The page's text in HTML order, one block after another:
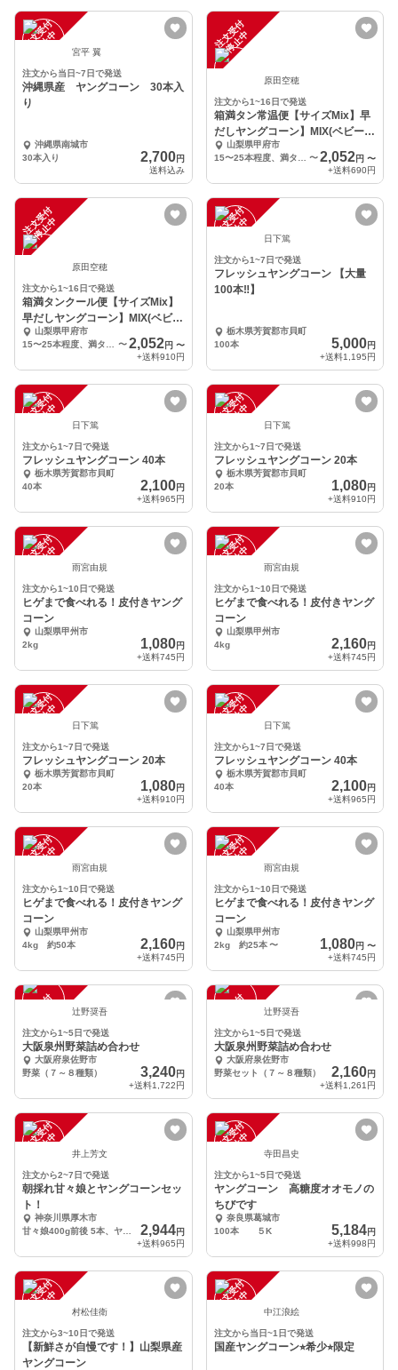
注
文
受
付
停
止
中 宮平 翼
注文から当日~7日で発送
沖縄県産 ヤングコーン 30本入
り
沖縄県南城市
30本入り
2,700円
送料込み
注
文
受
付
停
止
中
原田空穂
注文から1~16日で発送
箱満タン常温便【サイズMix】早
だしヤングコーン】MIX(ベビー＆
ミドルコーン)
山梨県甲府市
〜2,052円 〜
+送料690円
注
文
受
付
停
止
中
原田空穂
注文から1~16日で発送
箱満タンクール便【サイズMix】
早だしヤングコーン】MIX(ベビー
＆ミドルコーン
山梨県甲府市
〜 2,052円 〜
+送料910円
注
文
受
付
停
止
中 日下篤
注文から1~7日で発送
フレッシュヤングコーン 【大量
100本‼︎】
栃木県芳賀郡市貝町
100本
5,000円
+送料1,195円
注
文
受
付
停
止
中 日下篤
注文から1~7日で発送
フレッシュヤングコーン 40本
栃木県芳賀郡市貝町
40本
2,100円
+送料965円
注
文
受
付
停
止
中 日下篤
注文から1~7日で発送
フレッシュヤングコーン 20本
栃木県芳賀郡市貝町
20本
1,080円
+送料910円
注
文
受
付
停
止
中 雨宮由規
注文から1~10日で発送
ヒゲまで食べれる！皮付きヤング
コーン
山梨県甲州市
2kg
1,080円
+送料745円
注
文
受
付
停
止
中 雨宮由規
注文から1~10日で発送
ヒゲまで食べれる！皮付きヤング
コーン
山梨県甲州市
4kg
2,160円
+送料745円
注
文
受
付
停
止
中 日下篤
注文から1~7日で発送
フレッシュヤングコーン 20本
栃木県芳賀郡市貝町
20本
1,080円
+送料910円
注
文
受
付
停
止
中 日下篤
注文から1~7日で発送
フレッシュヤングコーン 40本
栃木県芳賀郡市貝町
40本
2,100円
+送料965円
注
文
受
付
停
止
中 雨宮由規
注文から1~10日で発送
ヒゲまで食べれる！皮付きヤング
コーン
山梨県甲州市
4kg 約50本
2,160円
+送料745円
注
文
受
付
停
止
中 雨宮由規
注文から1~10日で発送
ヒゲまで食べれる！皮付きヤング
コーン
山梨県甲州市
2kg 約25本 〜 1,080円 〜
+送料745円
注
文
受
付
停
止 辻野奨吾
注文から1~5日で発送
大阪泉州野菜詰め合わせ
大阪府泉佐野市
野菜（７～８種類）
3,240円
+送料1,722円
注
文
受
付
停
止 辻野奨吾
注文から1~5日で発送
大阪泉州野菜詰め合わせ
大阪府泉佐野市
野菜セット（７～８種類）
2,160円
+送料1,261円
注
文
受
付
停
止
中 井上芳文
注文から2~7日で発送
朝採れ甘々娘とヤングコーンセッ
ト！
神奈川県厚木市
2,944円
+送料965円
注
文
受
付
停
止
中 寺田昌史
注文から1~5日で発送
ヤングコーン 高糖度オオモノの
ちびです
奈良県葛城市
100本 ５K
5,184円
+送料998円
注
文
受
付
停
止
中 村松佳衛
注文から3~10日で発送
【新鮮さが自慢です！】山梨県産
ヤングコーン
注
文
受
付
停
止
中 中江浪絵
注文から当日~1日で発送
国産ヤングコーン⭐︎希少⭐︎限定